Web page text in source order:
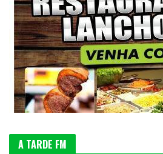
A TARDE FM